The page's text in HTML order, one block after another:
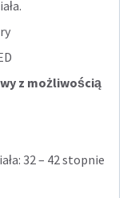
z możliwością
32 – 42 stopnie